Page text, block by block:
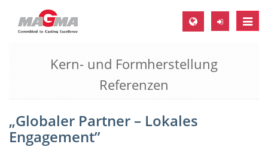
Toggle
MAGMA Europa, Deutschland
CS
MAGMA Nordamerika, USA
Kern- und Formherstellung
Referenzen
„Globaler Partner – Lokales
Engagement”